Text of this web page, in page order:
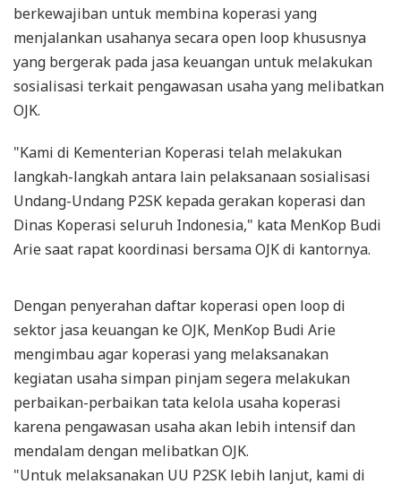
berkewajiban untuk membina koperasi yang
menjalankan usahanya secara open loop khususnya
yang bergerak pada jasa keuangan untuk melakukan
sosialisasi terkait pengawasan usaha yang melibatkan
OJK.
"Kami di Kementerian Koperasi telah melakukan
langkah-langkah antara lain pelaksanaan sosialisasi
Undang-Undang P2SK kepada gerakan koperasi dan
Dinas Koperasi seluruh Indonesia," kata MenKop Budi
Arie saat rapat koordinasi bersama OJK di kantornya.
Dengan penyerahan daftar koperasi open loop di
sektor jasa keuangan ke OJK, MenKop Budi Arie
mengimbau agar koperasi yang melaksanakan
kegiatan usaha simpan pinjam segera melakukan
perbaikan-perbaikan tata kelola usaha koperasi
karena pengawasan usaha akan lebih intensif dan
mendalam dengan melibatkan OJK.
"Untuk melaksanakan UU P2SK lebih lanjut, kami di